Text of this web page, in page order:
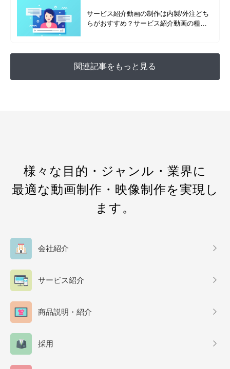
サービス紹介動画の制作は内製/外注どち
らがおすすめ？サービス紹介動画の種類
関連記事をもっと見る
様々な目的・ジャンル・業界に
最適な動画制作・映像制作を実現し
ます。
会社紹介
サービス紹介
商品説明・紹介
採用